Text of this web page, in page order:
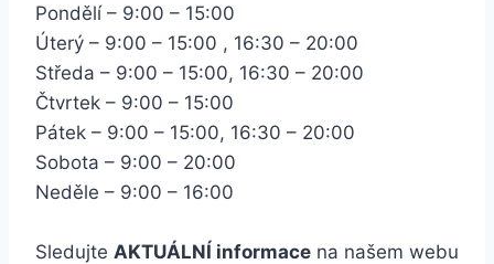
Pondělí – 9:00 – 15:00
Úterý – 9:00 – 15:00 , 16:30 – 20:00
Středa – 9:00 – 15:00, 16:30 – 20:00
Čtvrtek – 9:00 – 15:00
Pátek – 9:00 – 15:00, 16:30 – 20:00
Sobota – 9:00 – 20:00
Neděle – 9:00 – 16:00
Sledujte AKTUÁLNÍ informace na našem webu